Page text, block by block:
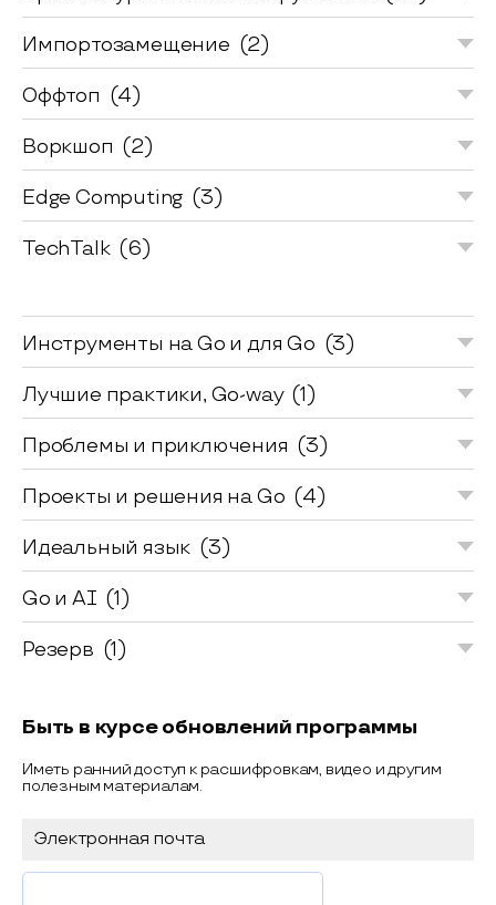
Импортозамещение (2)
Оффтоп (4)
Воркшоп (2)
Edge Computing (3)
TechTalk (6)
Инструменты на Go и для Go (3)
Лучшие практики, Go-way (1)
Проблемы и приключения (3)
Проекты и решения на Go (4)
Идеальный язык (3)
Go и AI (1)
Резерв (1)
Быть в курсе обновлений программы
Иметь ранний доступ к расшифровкам, видео и другим
полезным материалам.